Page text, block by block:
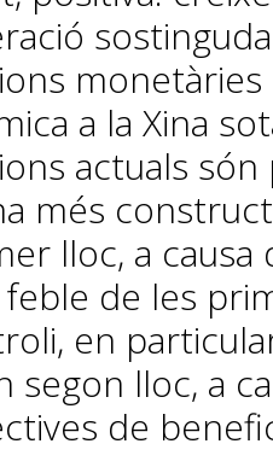
monetàries
a la Xina
actuals
més
lloc, a
de les
en
se­­gon lloc, a
de